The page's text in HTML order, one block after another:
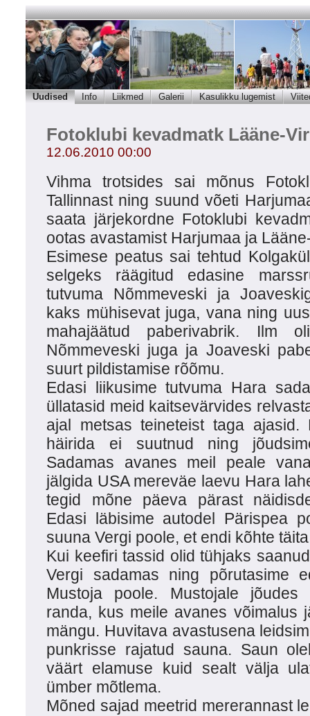
Uudised Info Liikmed Galerii Kasulikku lugemist
Fotoklubi kevadmatk Lääne-
12.06.2010 00:00
Vihma trotsides sai mõnus
Tallinnast ning suund võeti
saata järjekordne Fotoklubi
ootas avastamist Harjumaa ja
Esimese peatus sai tehtud
selgeks räägitud edasine
tutvuma Nõmmeveski ja
kaks mühisevat juga, vana ning
mahajäätud paberivabrik. Ilm
Nõmmeveski juga ja Joaveski
suurt pildistamise rõõmu.
Edasi liikusime tutvuma Hara
üllatasid meid kaitsevärvides
ajal metsas teineteist taga
häirida ei suutnud ning
Sadamas avanes meil peale
jälgida USA mereväe laevu Hara
tegid mõne päeva pärast
Edasi läbisime autodel Pärispea
suuna Vergi poole, et endi kõhte
Kui keefiri tassid olid tühjaks
Vergi sadamas ning põrutasime
Mustoja poole. Mustojale
randa, kus meile avanes võimalus
mängu. Huvitava avastusena
punkrisse rajatud sauna. Saun
väärt elamuse kuid sealt välja
ümber mõtlema.
Mõned sajad meetrid mererannast